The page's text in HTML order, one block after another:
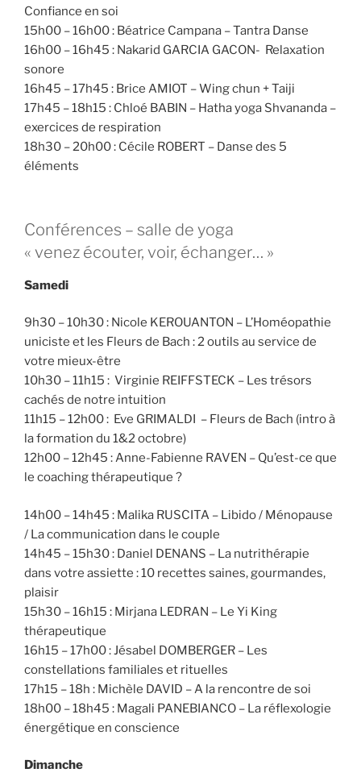
Confiance en soi
15h00 – 16h00 : Béatrice Campana – Tantra Danse
16h00 – 16h45 : Nakarid GARCIA GACON- Relaxation
sonore
16h45 – 17h45 : Brice AMIOT – Wing chun + Taiji
17h45 – 18h15 : Chloé BABIN – Hatha yoga Shvananda –
exercices de respiration
18h30 – 20h00 : Cécile ROBERT – Danse des 5
éléments
Conférences – salle de yoga
« venez écouter, voir, échanger… »
Samedi
9h30 – 10h30 : Nicole KEROUANTON – L’Homéopathie
uniciste et les Fleurs de Bach : 2 outils au service de
votre mieux-être
10h30 – 11h15 : Virginie REIFFSTECK – Les trésors
cachés de notre intuition
11h15 – 12h00 : Eve GRIMALDI – Fleurs de Bach (intro à
la formation du 1&2 octobre)
12h00 – 12h45 : Anne-Fabienne RAVEN – Qu’est-ce que
le coaching thérapeutique ?
14h00 – 14h45 : Malika RUSCITA – Libido / Ménopause
/ La communication dans le couple
14h45 – 15h30 : Daniel DENANS – La nutrithérapie
dans votre assiette : 10 recettes saines, gourmandes,
plaisir
15h30 – 16h15 : Mirjana LEDRAN – Le Yi King
thérapeutique
16h15 – 17h00 : Jésabel DOMBERGER – Les
constellations familiales et rituelles
17h15 – 18h : Michèle DAVID – A la rencontre de soi
18h00 – 18h45 : Magali PANEBIANCO – La réflexologie
énergétique en conscience
Dimanche